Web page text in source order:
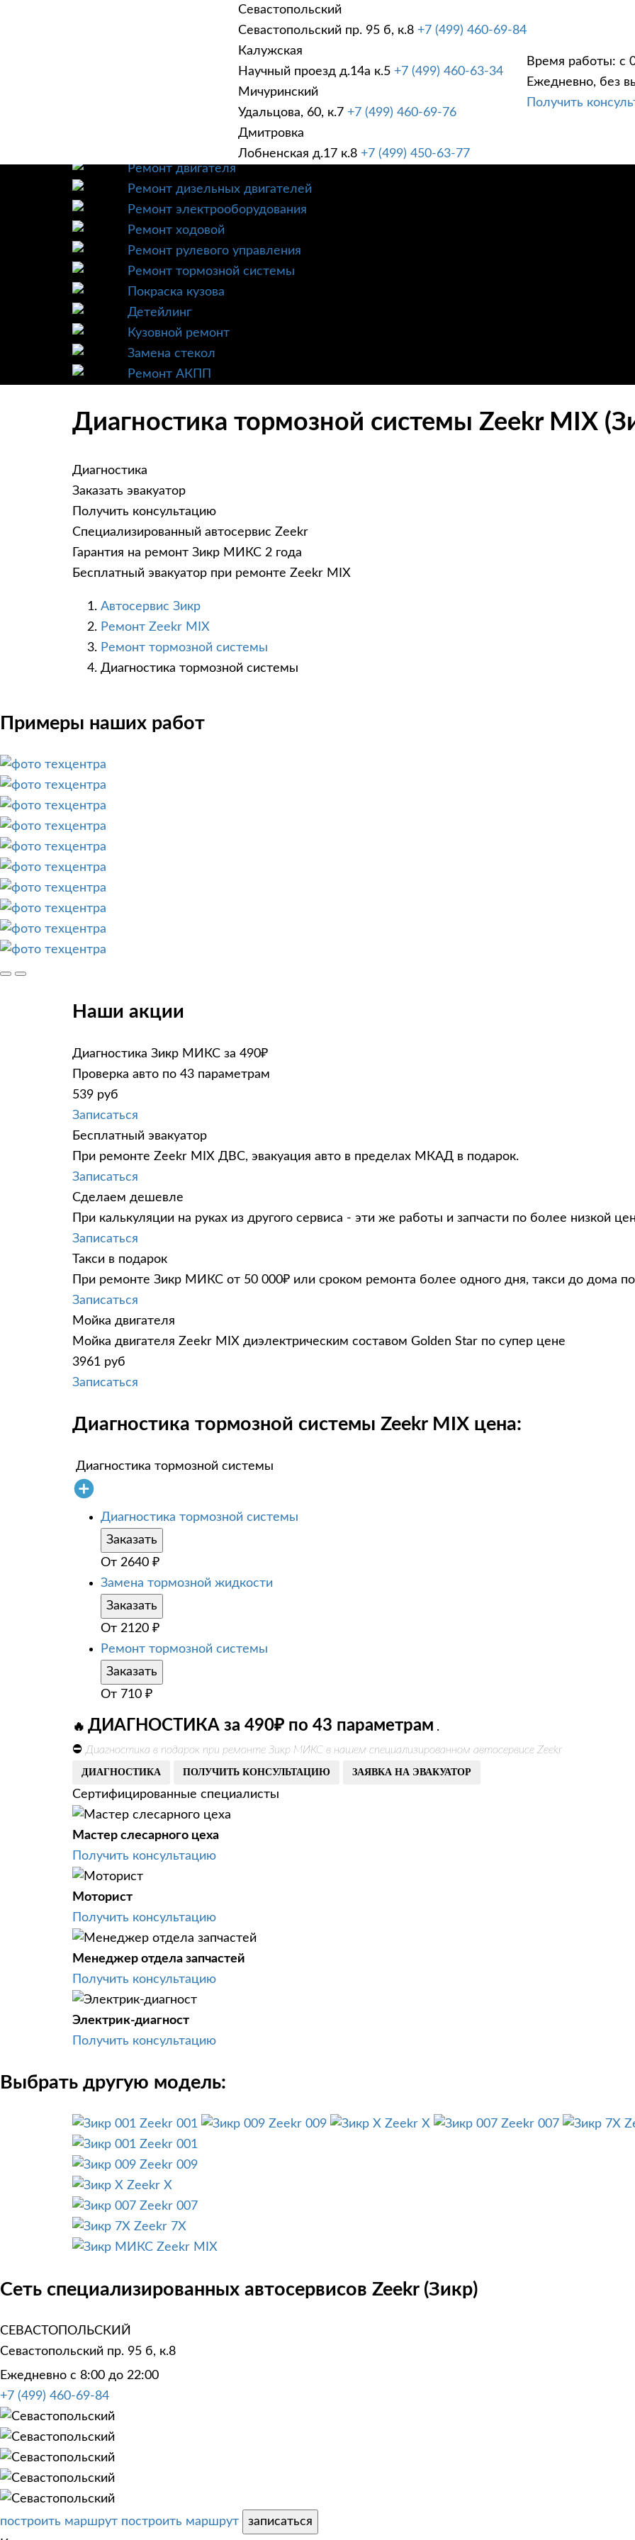
Севастопольский
Севастопольский пр. 95 б, к.8 +7 (499) 460-69-84
Калужская
Научный проезд д.14а к.5 +7 (499) 460-63-34
Мичуринский
Удальцова, 60, к.7 +7 (499) 460-69-76
Дмитровка
Лобненская д.17 к.8 +7 (499) 450-63-77
Время работы: с
Ежедневно, без
Получить
УСЛУГИ
Техническое обслуживание
Ремонт трансмиссии
Ремонт двигателя
Ремонт дизельных двигателей
Ремонт электрооборудования
Ремонт ходовой
Ремонт рулевого управления
Ремонт тормозной системы
Покраска кузова
Детейлинг
Кузовной ремонт
Замена стекол
Ремонт АКПП
Диагностика тормозной системы Zeekr MIX
Диагностика
Заказать эвакуатор
Получить консультацию
Специализированный автосервис Zeekr
Гарантия на ремонт Зикр МИКС 2 года
Бесплатный эвакуатор при ремонте Zeekr MIX
Автосервис Зикр
Ремонт Zeekr MIX
Ремонт тормозной системы
Диагностика тормозной системы
Примеры наших работ
Наши акции
Диагностика Зикр МИКС за 490₽
Проверка авто по 43 параметрам
539 руб
Записаться
Бесплатный эвакуатор
При ремонте Zeekr MIX ДВС, эвакуация авто в пределах МКАД в подарок.
Записаться
Сделаем дешевле
При калькуляции на руках из другого сервиса - эти же работы и запчасти по более низкой
Записаться
Такси в подарок
При ремонте Зикр МИКС от 50 000₽ или сроком ремонта более одного дня, такси до дома
Записаться
Мойка двигателя
Мойка двигателя Zeekr MIX диэлектрическим составом Golden Star по супер цене
3961 руб
Записаться
Диагностика тормозной системы Zeekr MIX цена:
Диагностика тормозной системы
Диагностика тормозной системы
Заказать
От 2640 ₽
Замена тормозной жидкости
Заказать
От 2120 ₽
Ремонт тормозной системы
Заказать
От 710 ₽
🔥 ДИАГНОСТИКА за 490₽ по 43 параметрам .
⛔ Диагностика в подарок при ремонте Зикр МИКС в нашем специализированном автосервисе Zeekr
ДИАГНОСТИКА ПОЛУЧИТЬ КОНСУЛЬТАЦИЮ ЗАЯВКА НА ЭВАКУАТОР
Сертифицированные специалисты
Мастер слесарного цеха
Получить консультацию
Моторист
Получить консультацию
Менеджер отдела запчастей
Получить консультацию
Электрик-диагност
Получить консультацию
Выбрать другую модель:
Zeekr 001 Zeekr 009 Zeekr X Zeekr 007
Zeekr 001
Zeekr 009
Zeekr X
Zeekr 007
Zeekr 7X
Zeekr MIX
Сеть специализированных автосервисов Zeekr (Зикр)
СЕВАСТОПОЛЬСКИЙ
Севастопольский пр. 95 б, к.8
Ежедневно с 8:00 до 22:00
+7 (499) 460-69-84
построить маршрут построить маршрут
записаться